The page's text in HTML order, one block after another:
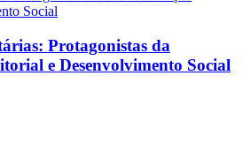
Protagonistas da
e Desenvolvimento Social